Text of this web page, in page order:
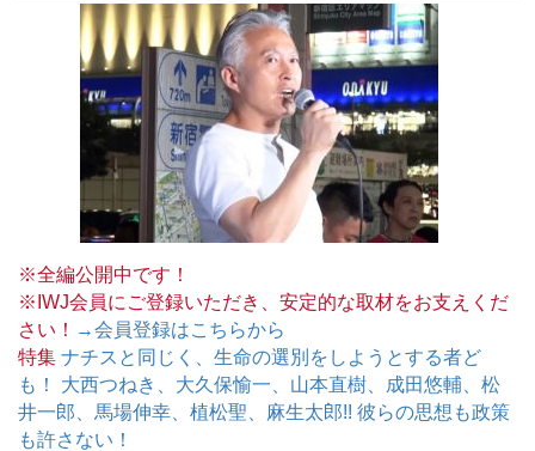
※全編公開中です！
※IWJ会員にご登録いただき、安定的な取材をお支えくだ
さい！ →会員登録はこちらから
特集 ナチスと同じく、生命の選別をしようとする者ど
も！ 大西つねき、大久保愉一、山本直樹、成田悠輔、松
井一郎、馬場伸幸、植松聖、麻生太郎!! 彼らの思想も政策
も許さない！